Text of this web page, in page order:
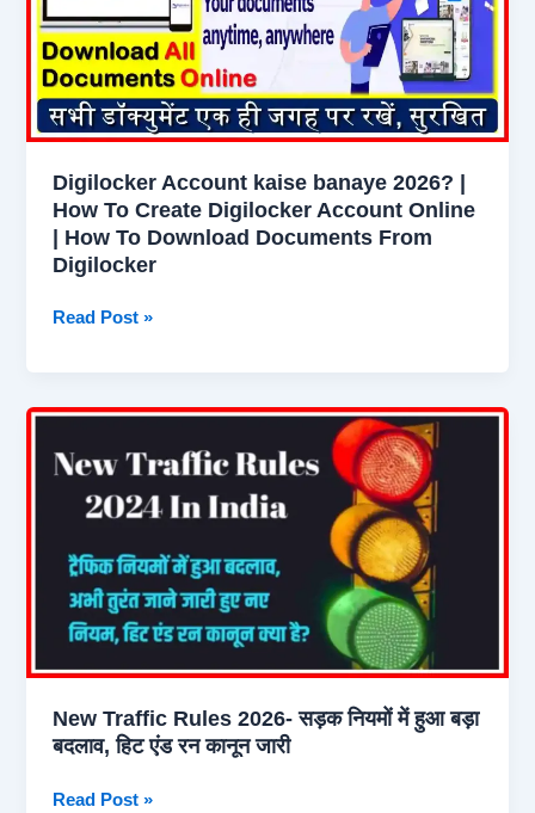
जाए,
तो
तुरंत
करें
काम,
2
मिनट
में
पैसा
Digilocker Account kaise banaye 2026? |
How To Create Digilocker Account Online
| How To Download Documents From
Digilocker
Digilocker
banaye
|
Digilocker
Account
Online
To
Download
From
Read Post »
New Traffic Rules 2026- सड़क नियमों में हुआ बड़ा
बदलाव, हिट एंड रन कानून जारी
New
Read Post »